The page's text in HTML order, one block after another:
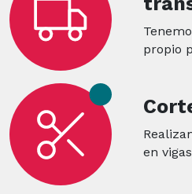
propio
en